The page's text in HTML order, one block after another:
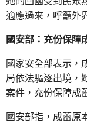
適應過來，呼籲外
國安部：充份保障
國家安全部表示，
局依法驅逐出境，
案件，充份保障成
國安部指，成蕾原